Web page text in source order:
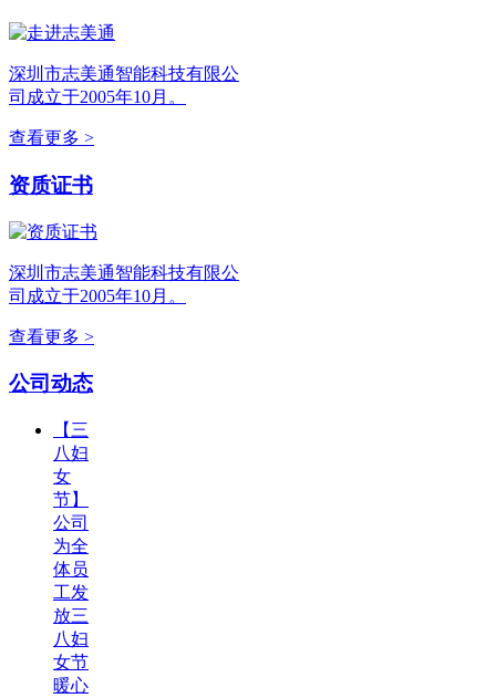
深圳市志美通智能科技有限公
司成立于2005年10月。
查看更多 >
资质证书
深圳市志美通智能科技有限公
司成立于2005年10月。
查看更多 >
公司动态
【三
八妇
女
节】
公司
为全
体员
工发
放三
八妇
女节
暖心